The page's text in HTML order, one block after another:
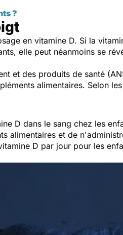
?
en vitamine D. Si la
elle peut néanmoins se
et des produits de santé
alimentaires. Selon
D dans le sang chez les
alimentaires et de
D par jour pour les